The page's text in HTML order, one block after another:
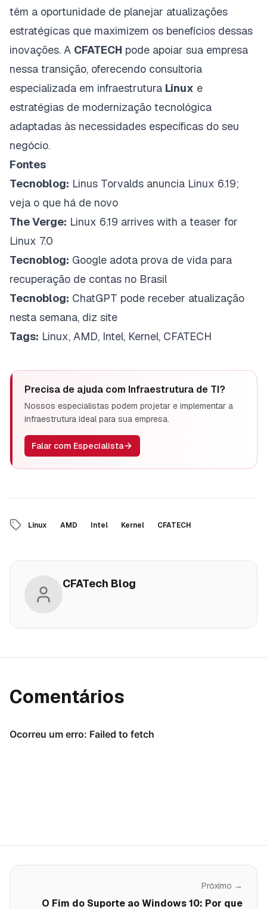
têm a oportunidade de planejar atualizações
estratégicas que maximizem os benefícios dessas
inovações. A CFATECH pode apoiar sua empresa
nessa transição, oferecendo consultoria
especializada em infraestrutura Linux e
estratégias de modernização tecnológica
adaptadas às necessidades específicas do seu
negócio.
Fontes
Tecnoblog: Linus Torvalds anuncia Linux 6.19;
veja o que há de novo
The Verge: Linux 6.19 arrives with a teaser for
Linux 7.0
Tecnoblog: Google adota prova de vida para
recuperação de contas no Brasil
Tecnoblog: ChatGPT pode receber atualização
nesta semana, diz site
Tags: Linux, AMD, Intel, Kernel, CFATECH
Precisa de ajuda com Infraestrutura de TI?
Nossos especialistas podem projetar e implementar a
infraestrutura ideal para sua empresa.
Falar com Especialista
Linux AMD Intel Kernel CFATECH
CFATech Blog
Comentários
Próximo →
O Fim do Suporte ao Windows 10: Por que